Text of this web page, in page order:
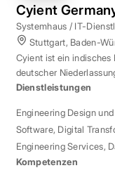
Cyient
Systemhaus / IT-
Stuttgart, Baden-
Cyient ist ein
deutscher
Automotive.
Dienstleistungen
Engineering Design
Software, Digital
Engineering Services,
Kompetenzen